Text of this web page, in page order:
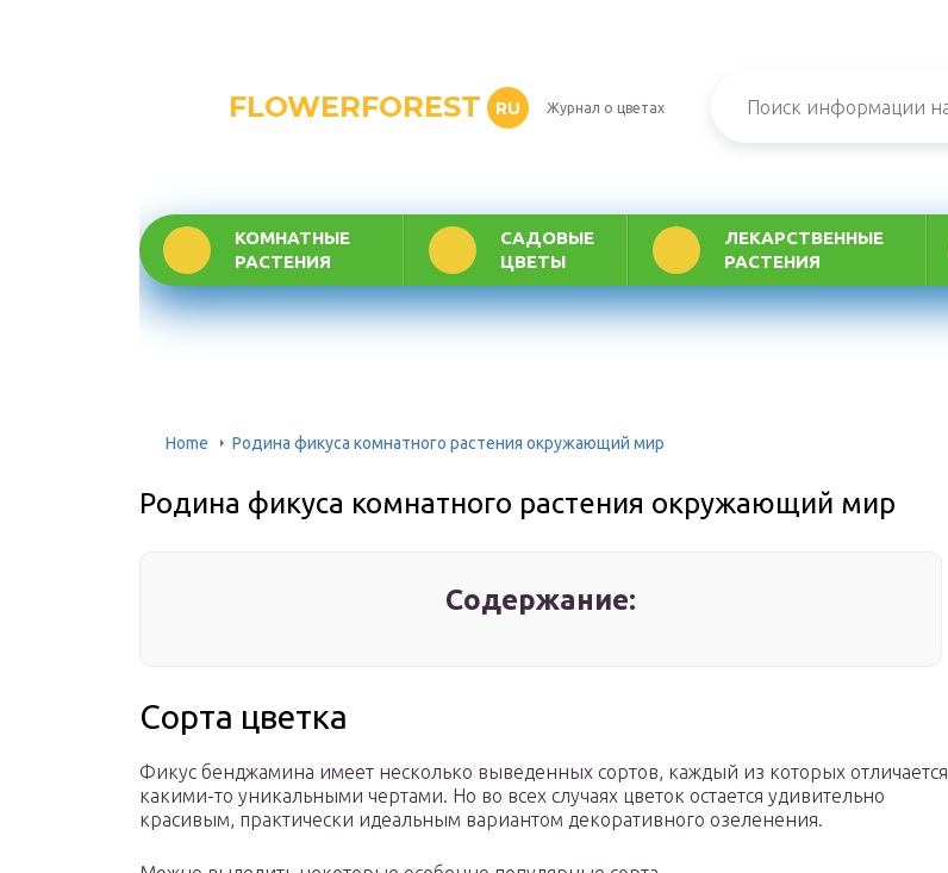
FLOWERFOREST RU Журнал о цветах
КОМНАТНЫЕ
РАСТЕНИЯ
САДОВЫЕ
ЦВЕТЫ
ЛЕКАРСТВЕННЫЕ
РАСТЕНИЯ
Home Родина фикуса комнатного растения окружающий мир
Родина фикуса комнатного растения окружающий мир
Содержание:
Сорта цветка
Фикус бенджамина имеет несколько выведенных сортов, каждый из которых отличается
какими-то уникальными чертами. Но во всех случаях цветок остается удивительно
красивым, практически идеальным вариантом декоративного озеленения.